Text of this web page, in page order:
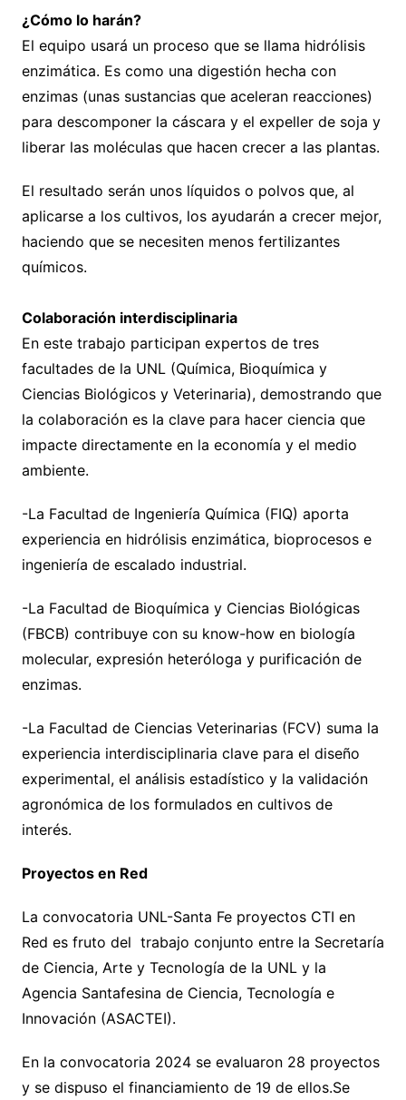
¿Cómo lo harán?
El equipo usará un proceso que se llama hidrólisis
enzimática. Es como una digestión hecha con
enzimas (unas sustancias que aceleran reacciones)
para descomponer la cáscara y el expeller de soja y
liberar las moléculas que hacen crecer a las plantas.
El resultado serán unos líquidos o polvos que, al
aplicarse a los cultivos, los ayudarán a crecer mejor,
haciendo que se necesiten menos fertilizantes
químicos.
Colaboración interdisciplinaria
En este trabajo participan expertos de tres
facultades de la UNL (Química, Bioquímica y
Ciencias Biológicos y Veterinaria), demostrando que
la colaboración es la clave para hacer ciencia que
impacte directamente en la economía y el medio
ambiente.
-La Facultad de Ingeniería Química (FIQ) aporta
experiencia en hidrólisis enzimática, bioprocesos e
ingeniería de escalado industrial.
-La Facultad de Bioquímica y Ciencias Biológicas
(FBCB) contribuye con su know-how en biología
molecular, expresión heteróloga y purificación de
enzimas.
-La Facultad de Ciencias Veterinarias (FCV) suma la
experiencia interdisciplinaria clave para el diseño
experimental, el análisis estadístico y la validación
agronómica de los formulados en cultivos de
interés.
Proyectos en Red
La convocatoria UNL-Santa Fe proyectos CTI en
Red es fruto del trabajo conjunto entre la Secretaría
de Ciencia, Arte y Tecnología de la UNL y la
Agencia Santafesina de Ciencia, Tecnología e
Innovación (ASACTEI).
En la convocatoria 2024 se evaluaron 28 proyectos
y se dispuso el financiamiento de 19 de ellos.Se